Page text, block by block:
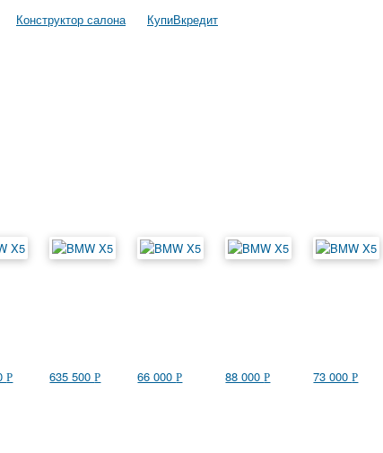
Конструктор салона КупиВкредит
Р 635 500Р 66 000Р 88 000Р 73 000Р